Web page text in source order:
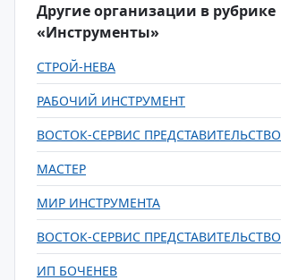
Другие организации в рубрике
«Инструменты»
СТРОЙ-НЕВА
РАБОЧИЙ ИНСТРУМЕНТ
ВОСТОК-СЕРВИС ПРЕДСТАВИТЕЛЬСТВО
МАСТЕР
МИР ИНСТРУМЕНТА
ВОСТОК-СЕРВИС ПРЕДСТАВИТЕЛЬСТВО
ИП БОЧЕНЕВ